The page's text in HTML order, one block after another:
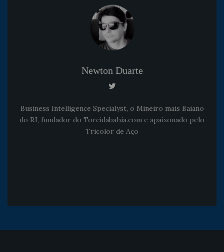
Newton Duarte
Business Intelligence Specialyst, o Mineiro mais Baiano
do RJ, fundador do Torcidabahia.com e apaixonado pelo
Tricolor de Aço